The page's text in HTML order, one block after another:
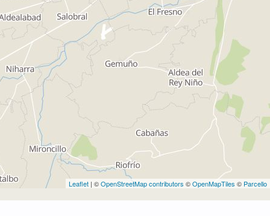
Leaflet | ©OpenStreetMap contributors ©OpenMapTiles © Parcello